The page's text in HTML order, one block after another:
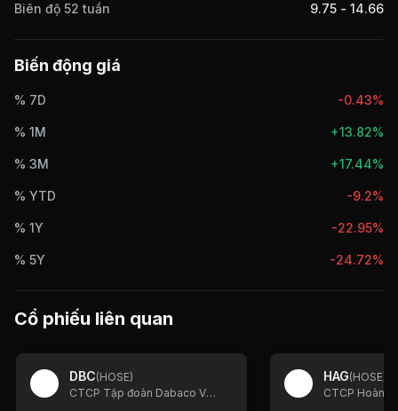
Biên độ 52 tuần 9.75 - 14.66
Biến động giá
% 7D -0.43%
% 1M +13.82%
% 3M +17.44%
% YTD -9.2%
% 1Y -22.95%
% 5Y -24.72%
Cổ phiếu liên quan
DBC(HOSE)
CTCP Tập đoàn Dabaco Việt Nam
HAG(HOSE)